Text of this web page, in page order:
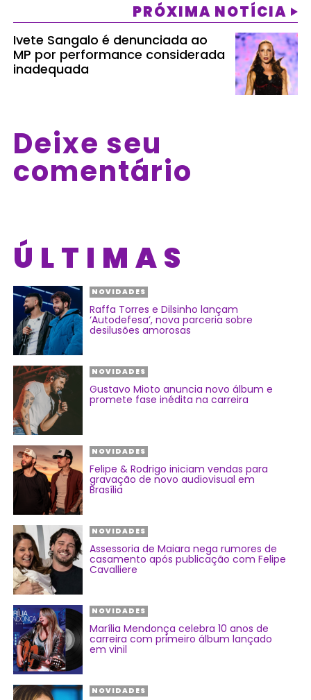
PRÓXIMA NOTÍCIA
Ivete Sangalo é denunciada ao
MP por performance considerada
inadequada
Deixe seu
comentário
ÚLTIMAS
NOVIDADES
Raffa Torres e Dilsinho lançam
‘Autodefesa’, nova parceria sobre
desilusões amorosas
NOVIDADES
Gustavo Mioto anuncia novo álbum e
promete fase inédita na carreira
NOVIDADES
Felipe & Rodrigo iniciam vendas para
gravação de novo audiovisual em
Brasília
NOVIDADES
Assessoria de Maiara nega rumores de
casamento após publicação com Felipe
Cavalliere
NOVIDADES
Marília Mendonça celebra 10 anos de
carreira com primeiro álbum lançado
em vinil
NOVIDADES